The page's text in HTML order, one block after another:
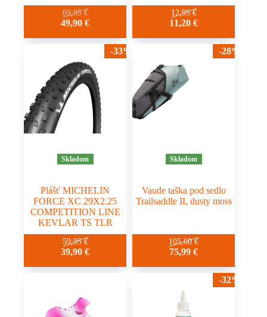
69,95€
Pôvodná
bola:
49,90€Aktuálna
je:
49,90 €.
môžete
vybrať
stránke
produktu.
12,95€
11,20€
-33%
Skladom
Plášť MICHELIN
FORCE XC 29X2.25
COMPETITION LINE
KEVLAR TS TLR
59,95€
39,90€
-28%
Skladom
Vaude taška pod sedlo
Trailsaddle II, dusty moss
105,60€
75,99€
-32%